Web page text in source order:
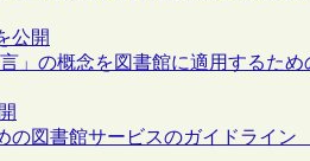
公開
」の概念を図書館に適用するた
図書館サービスのガイドライン